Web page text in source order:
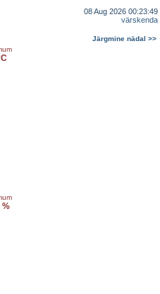
08 Aug 2026 00:23:49
värskenda
Järgmine nädal >>
%